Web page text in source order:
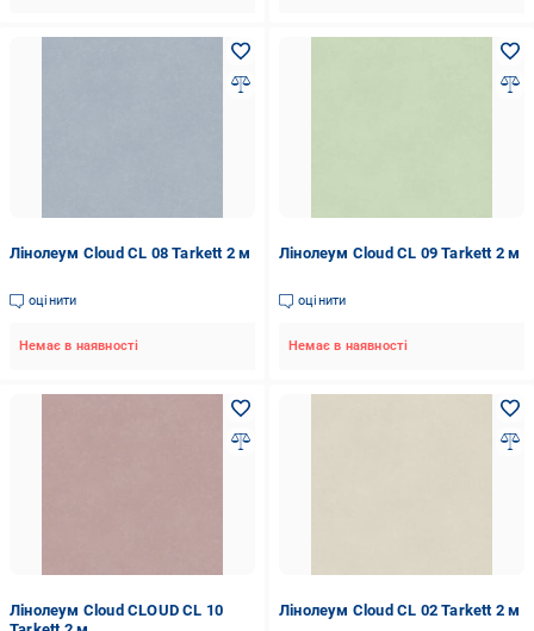
Лінолеум Cloud CL 08 Tarkett 2 м
оцінити
Немає в наявності
Лінолеум Cloud CL 09 Tarkett 2 м
оцінити
Немає в наявності
Лінолеум Cloud CLOUD CL 10
Лінолеум Cloud CL 02 Tarkett 2 м